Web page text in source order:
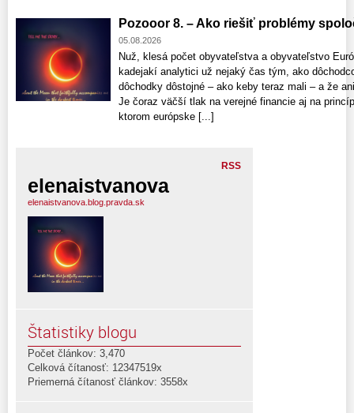
Pozooor 8. – Ako riešiť problémy
05.08.2026
Nuž, klesá počet obyvateľstva a obyvateľstvo
kadejakí analytici už nejaký čas tým, ako
dôchodky dôstojné – ako keby teraz mali – a že
Je čoraz väčší tlak na verejné financie aj na
ktorom európske [...]
RSS
elenaistvanova
elenaistvanova.blog.pravda.sk
Štatistiky blogu
Počet článkov: 3,470
Celková čítanosť: 12347519x
Priemerná čítanosť článkov: 3558x